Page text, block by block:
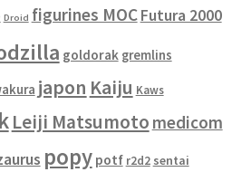
Droid figurines MOCFutura 2000
goldorak gremlins
japon Kaiju Kaws
Leiji Matsumoto medicom
popy potf r2d2 sentai